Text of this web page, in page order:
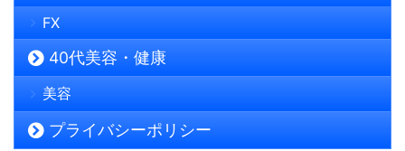
FX
40代美容・健康
美容
プライバシーポリシー